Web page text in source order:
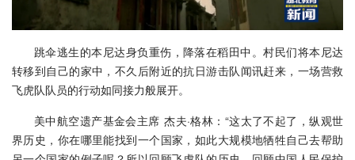
跳伞逃生的本尼达身负重伤，降落在稻田中。村民们将本尼达
转移到自己的家中，不久后附近的抗日游击队闻讯赶来，一场营救
飞虎队队员的行动如同接力般展开。
美中航空遗产基金会主席 杰夫·格林：“这太了不起了，纵观世
界历史，你在哪里能找到一个国家，如此大规模地牺牲自己去帮助